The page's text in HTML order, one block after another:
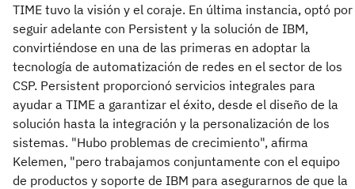
TIME tuvo la visión y el coraje. En última instancia, optó por
seguir adelante con Persistent y la solución de IBM,
convirtiéndose en una de las primeras en adoptar la
tecnología de automatización de redes en el sector de los
CSP. Persistent proporcionó servicios integrales para
ayudar a TIME a garantizar el éxito, desde el diseño de la
solución hasta la integración y la personalización de los
sistemas. "Hubo problemas de crecimiento", afirma
Kelemen, "pero trabajamos conjuntamente con el equipo
de productos y soporte de IBM para asegurarnos de que la